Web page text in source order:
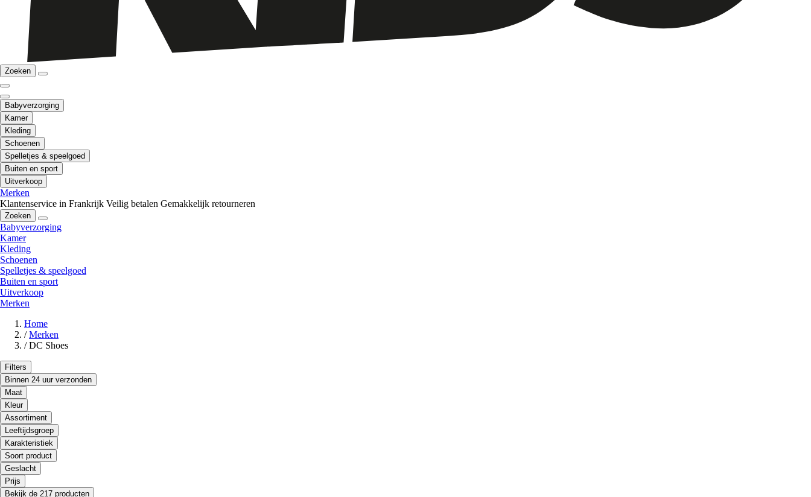
Zoeken
Babyverzorging
Kamer
Kleding
Schoenen
Spelletjes & speelgoed
Buiten en sport
Uitverkoop
Merken
Klantenservice in Frankrijk Veilig betalen Gemakkelijk retourneren
Zoeken
Babyverzorging
Kamer
Kleding
Schoenen
Spelletjes & speelgoed
Buiten en sport
Uitverkoop
Merken
Home
/ Merken
/ DC Shoes
Filters
Binnen 24 uur verzonden
Maat
Kleur
Assortiment
Leeftijdsgroep
Karakteristiek
Soort product
Geslacht
Prijs
Bekijk de 217 producten